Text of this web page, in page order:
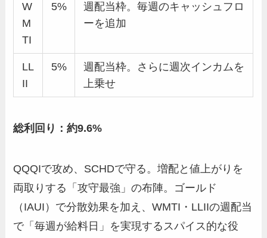
W
M
TI
5%
週配当枠。毎週のキャッシュフロ
ーを追加
LL
II
5%
週配当枠。さらに週次インカムを
上乗せ
総利回り：約9.6%
QQQIで攻め、SCHDで守る。増配と値上がりを
両取りする「攻守最強」の布陣。ゴールド
（IAUI）で分散効果を加え、WMTI・LLIIの週配当
で「毎週が給料日」を実現するスパイス的な役